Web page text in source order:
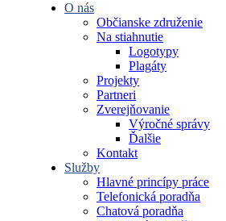
O nás
Občianske združenie
Na stiahnutie
Logotypy
Plagáty
Projekty
Partneri
Zverejňovanie
Výročné správy
Ďalšie
Kontakt
Služby
Hlavné princípy práce
Telefonická poradňa
Chatová poradňa